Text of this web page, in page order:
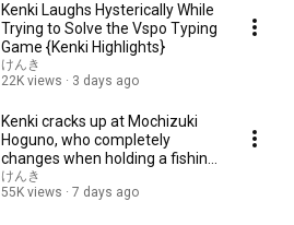
Kenki Laughs Hysterically While
Trying to Solve the Vspo Typing
Game {Kenki Highlights}
けんき
22K views
3 days ago
Kenki cracks up at Mochizuki
Hoguno, who completely
changes when holding a fishing
rod【Kenki Clip...
けんき
55K views
7 days ago